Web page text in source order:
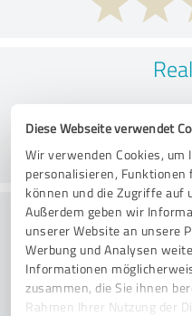
Diese Webseite verwendet
Wir verwenden Cookies, um
personalisieren, Funktionen
können und die Zugriffe auf
Außerdem geben wir
unserer Website an unsere
Werbung und Analysen
Informationen
zusammen, die Sie ihnen
Rahmen Ihrer Nutzung der